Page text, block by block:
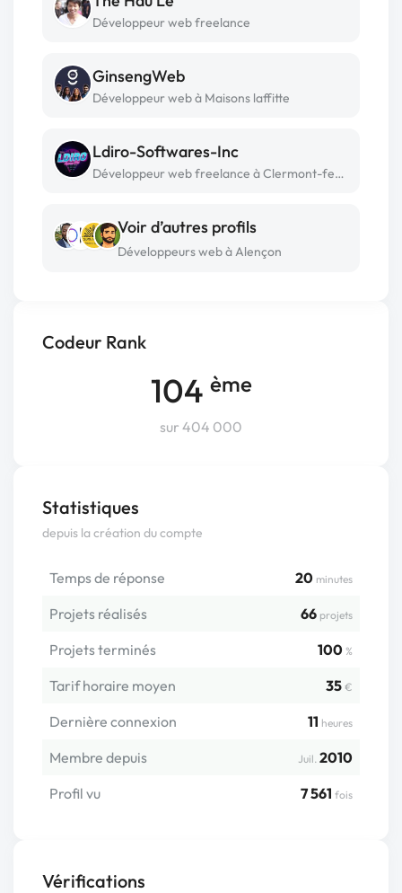
Codeur Rank
104 ème
sur 404 000
Statistiques
depuis la création du compte
Temps de réponse 20 minutes
Projets réalisés 66 projets
Projets terminés 100 %
Tarif horaire moyen 35 €
Dernière connexion 11 heures
Membre depuis Juil. 2010
Profil vu
7 561 fois
Vérifications
Développeur web freelance
GinsengWeb
Développeur web à Maisons laffitte
Ldiro-Softwares-Inc
Développeur web freelance à Clermont-ferrand
Voir d’autres profils
Développeurs web à Alençon